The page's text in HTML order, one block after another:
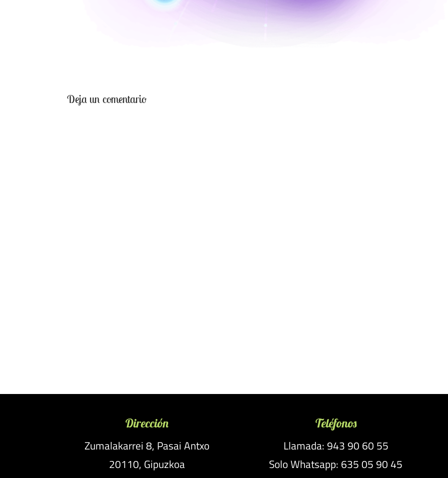
Deja un comentario
Dirección
Zumalakarrei 8, Pasai Antxo
20110, Gipuzkoa
Teléfonos
Llamada: 943 90 60 55
Solo Whatsapp: 635 05 90 45